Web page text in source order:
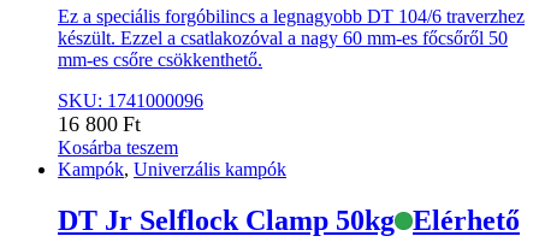
Ez a speciális forgóbilincs a legnagyobb DT 104/6 traverzhez
készült. Ezzel a csatlakozóval a nagy 60 mm-es főcsőről 50
mm-es csőre csökkenthető.
SKU: 1741000096
16 800 Ft
Kosárba teszem
Kampók, Univerzális kampók
DT Jr Selflock Clamp 50kg Elérhető